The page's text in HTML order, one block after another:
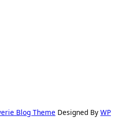
Blog Theme Designed By WP